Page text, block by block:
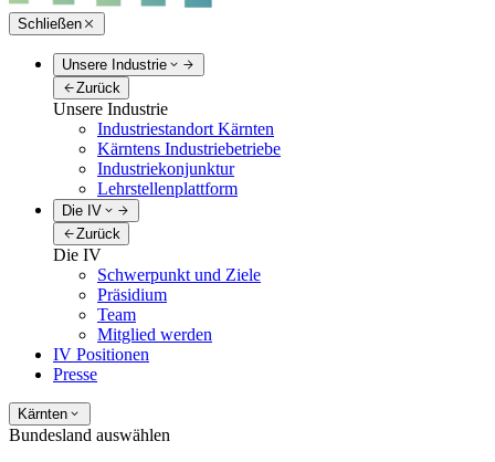
Schließen
Unsere Industrie
Zurück
Unsere Industrie
Industriestandort Kärnten
Kärntens Industriebetriebe
Industriekonjunktur
Lehrstellenplattform
Die IV
Zurück
Die IV
Schwerpunkt und Ziele
Präsidium
Team
Mitglied werden
IV Positionen
Presse
Kärnten
Bundesland auswählen